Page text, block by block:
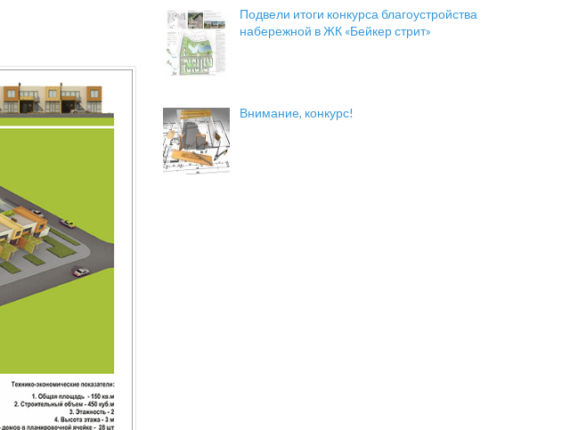
Подвели итоги конкурса благоустройства
набережной в ЖК «Бейкер стрит»
Внимание, конкурс!